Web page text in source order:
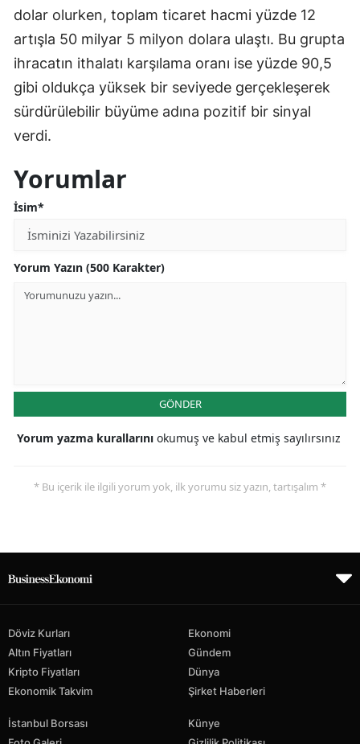
dolar olurken, toplam ticaret hacmi yüzde 12
artışla 50 milyar 5 milyon dolara ulaştı. Bu grupta
ihracatın ithalatı karşılama oranı ise yüzde 90,5
gibi oldukça yüksek bir seviyede gerçekleşerek
sürdürülebilir büyüme adına pozitif bir sinyal
verdi.
Yorumlar
İsim*
Yorum Yazın (500 Karakter)
GÖNDER
Yorum yazma kurallarını okumuş ve kabul etmiş sayılırsınız
* Bu içerik ile ilgili yorum yok, ilk yorumu siz yazın, tartışalım *
Döviz Kurları
Altın Fiyatları
Kripto Fiyatları
Ekonomik Takvim
Ekonomi
Gündem
Dünya
Şirket Haberleri
İstanbul Borsası
Künye